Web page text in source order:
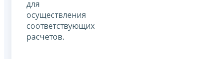
для
осуществления
соответствующих
расчетов.